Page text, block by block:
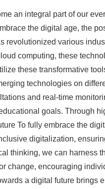
an integral part of our
the digital age, the
revolutionized various
computing, these
these transformative
technologies on
and real-time
goals. Through
To fully embrace the
digitalization,
thinking, we can harness
change, encouraging
a digital future brings